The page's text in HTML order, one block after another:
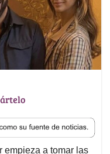
empieza a tomar las